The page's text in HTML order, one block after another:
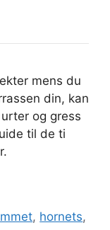
mens du
din, kan
og gress
til de ti
, hornets,